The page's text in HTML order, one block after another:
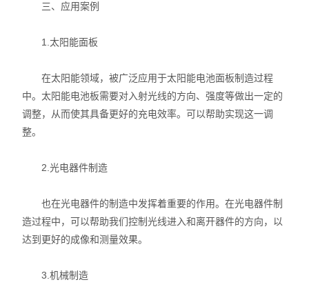
三、应用案例
1.太阳能面板
在太阳能领域，被广泛应用于太阳能电池面板制造过程
中。太阳能电池板需要对入射光线的方向、强度等做出一定的
调整，从而使其具备更好的充电效率。可以帮助实现这一调
整。
2.光电器件制造
也在光电器件的制造中发挥着重要的作用。在光电器件制
造过程中，可以帮助我们控制光线进入和离开器件的方向，以
达到更好的成像和测量效果。
3.机械制造